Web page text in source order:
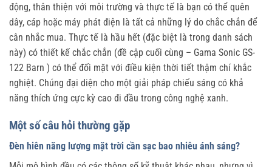
động, thân thiện với môi trường và thực tế là bạn có thể quên
dây, cáp hoặc máy phát điện là tất cả những lý do chắc chắn để
cân nhắc mua. Thực tế là hầu hết (đặc biệt là trong danh sách
này) có thiết kế chắc chắn (đề cập cuối cùng – Gama Sonic GS-
122 Barn ) có thể đối mặt với điều kiện thời tiết thậm chí khắc
nghiệt. Chúng đại diện cho một giải pháp chiếu sáng có khả
năng thích ứng cực kỳ cao đi đầu trong công nghệ xanh.
Một số câu hỏi thường gặp
Đèn hiên năng lượng mặt trời cần sạc bao nhiêu ánh sáng?